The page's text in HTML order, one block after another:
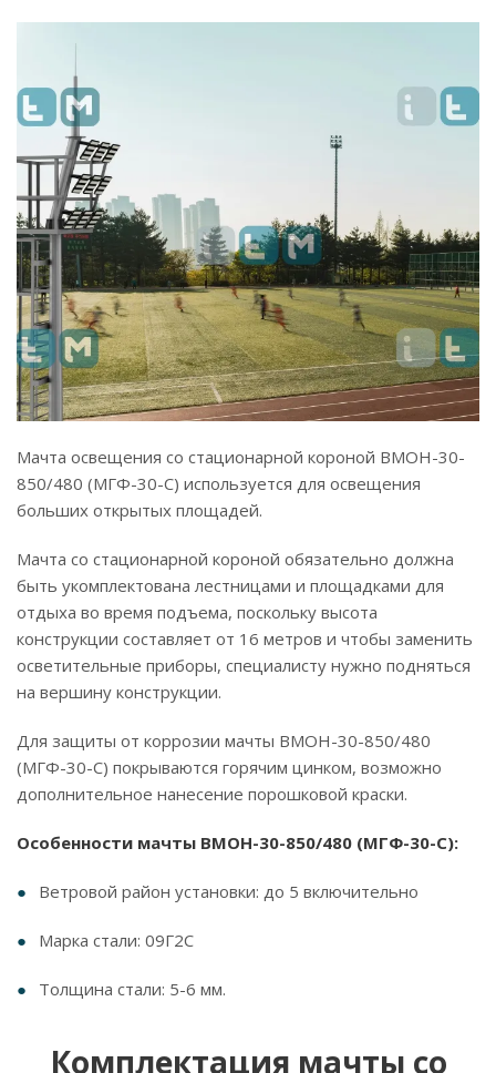
Мачта освещения со стационарной короной ВМОН-30-
850/480 (МГФ-30-С) используется для освещения
больших открытых площадей.
Мачта со стационарной короной обязательно должна
быть укомплектована лестницами и площадками для
отдыха во время подъема, поскольку высота
конструкции составляет от 16 метров и чтобы заменить
осветительные приборы, специалисту нужно подняться
на вершину конструкции.
Для защиты от коррозии мачты ВМОН-30-850/480
(МГФ-30-С) покрываются горячим цинком, возможно
дополнительное нанесение порошковой краски.
Особенности мачты ВМОН-30-850/480 (МГФ-30-С):
Ветровой район установки: до 5 включительно
Марка стали: 09Г2С
Толщина стали: 5-6 мм.
Комплектация мачты со